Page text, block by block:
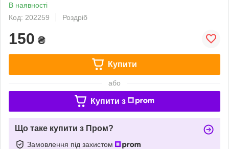
В наявності
Код: 202259
Роздріб
150 ₴
Купити
або
Купити з
Що таке купити з Пром?
Замовлення під захистом